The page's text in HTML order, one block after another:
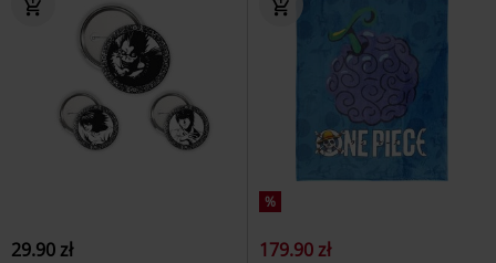
29.90 zł
%
179.90 zł